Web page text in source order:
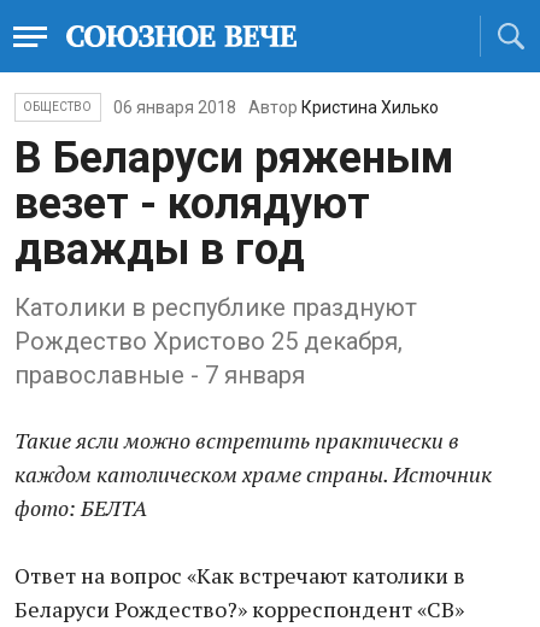
ОБЩЕСТВО 06 января 2018 Автор Кристина Хилько
В Беларуси ряженым
везет - колядуют
дважды в год
Католики в республике празднуют
Рождество Христово 25 декабря,
православные - 7 января
Такие ясли можно встретить практически в
каждом католическом храме страны. Источник
фото: БЕЛТА
Ответ на вопрос «Как встречают католики в
Беларуси Рождество?» корреспондент «СВ»